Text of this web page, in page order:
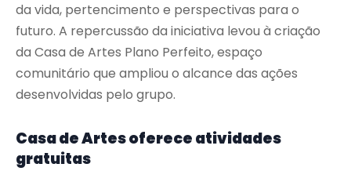
da vida, pertencimento e perspectivas para o
futuro. A repercussão da iniciativa levou à criação
da Casa de Artes Plano Perfeito, espaço
comunitário que ampliou o alcance das ações
desenvolvidas pelo grupo.
Casa de Artes oferece atividades
gratuitas